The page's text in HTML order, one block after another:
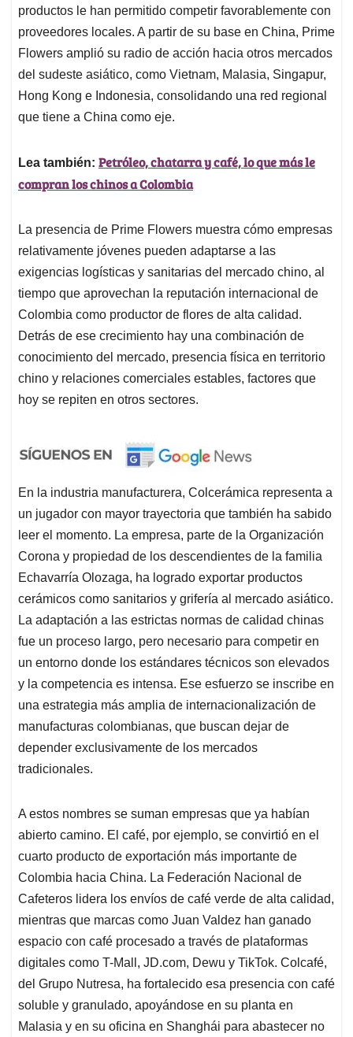
productos le han permitido competir favorablemente con
proveedores locales. A partir de su base en China, Prime
Flowers amplió su radio de acción hacia otros mercados
del sudeste asiático, como Vietnam, Malasia, Singapur,
Hong Kong e Indonesia, consolidando una red regional
que tiene a China como eje.
Lea también: Petróleo, chatarra y café, lo que más le
compran los chinos a Colombia
La presencia de Prime Flowers muestra cómo empresas
relativamente jóvenes pueden adaptarse a las
exigencias logísticas y sanitarias del mercado chino, al
tiempo que aprovechan la reputación internacional de
Colombia como productor de flores de alta calidad.
Detrás de ese crecimiento hay una combinación de
conocimiento del mercado, presencia física en territorio
chino y relaciones comerciales estables, factores que
hoy se repiten en otros sectores.
En la industria manufacturera, Colcerámica representa a
un jugador con mayor trayectoria que también ha sabido
leer el momento. La empresa, parte de la Organización
Corona y propiedad de los descendientes de la familia
Echavarría Olozaga, ha logrado exportar productos
cerámicos como sanitarios y grifería al mercado asiático.
La adaptación a las estrictas normas de calidad chinas
fue un proceso largo, pero necesario para competir en
un entorno donde los estándares técnicos son elevados
y la competencia es intensa. Ese esfuerzo se inscribe en
una estrategia más amplia de internacionalización de
manufacturas colombianas, que buscan dejar de
depender exclusivamente de los mercados
tradicionales.
A estos nombres se suman empresas que ya habían
abierto camino. El café, por ejemplo, se convirtió en el
cuarto producto de exportación más importante de
Colombia hacia China. La Federación Nacional de
Cafeteros lidera los envíos de café verde de alta calidad,
mientras que marcas como Juan Valdez han ganado
espacio con café procesado a través de plataformas
digitales como T-Mall, JD.com, Dewu y TikTok. Colcafé,
del Grupo Nutresa, ha fortalecido esa presencia con café
soluble y granulado, apoyándose en su planta en
Malasia y en su oficina en Shanghái para abastecer no